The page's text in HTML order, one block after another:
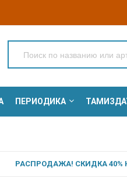
ПЕРИОДИКА
РАСПРОДАЖА! СКИДКА 40%